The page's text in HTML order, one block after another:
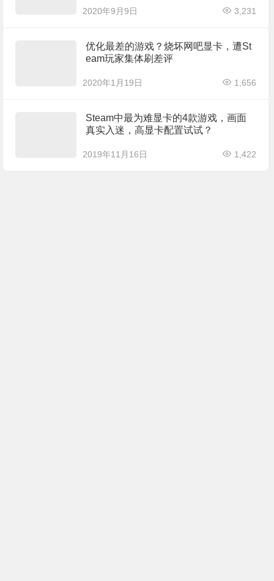
2020年9月9日 3,231
优化最差的游戏？烧坏网吧显卡，遭St
eam玩家集体刷差评
2020年1月19日 1,656
Steam中最为难显卡的4款游戏，画面
真实入迷，高显卡配置试试？
2019年11月16日 1,422